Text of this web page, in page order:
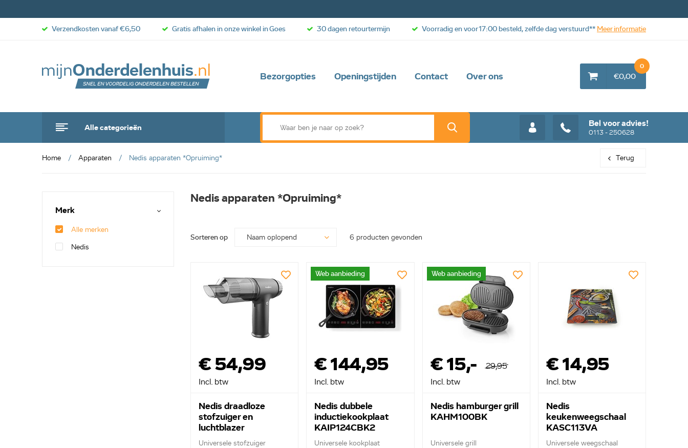
Bezorgopties Openingstijden Contact Over ons
Alle categorieën Bel voor advies!
0113 - 250628
€0,00
0
Verzendkosten vanaf €6,50 Gratis afhalen in onze winkel in Goes 30 dagen retourtermijn Voorradig en voor 17:00 besteld, zelfde dag verstuurd** Meer informatie
Home Apparaten Nedis apparaten *Opruiming* Terug
Merk
Alle merken
Nedis
Nedis apparaten *Opruiming*
Sorteren op 6 producten gevonden
€ 54,99
Incl. btw
Nedis draadloze
stofzuiger en
luchtblazer
VCHHR100BK
Universele stofzuiger
Web aanbieding
€ 144,95
Incl. btw
Nedis dubbele
inductiekookplaat
KAIP124CBK2
Universele kookplaat
Web aanbieding
€ 15,-
29,95
Incl. btw
Nedis hamburger grill
KAHM100BK
Universele grill
€ 14,95
Incl. btw
Nedis
keukenweegschaal
KASC113VA
Universele weegschaal